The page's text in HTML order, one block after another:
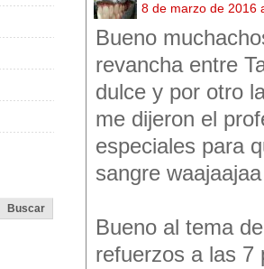
8 de marzo de 2016
Bueno
revancha entre
dulce y por otro
me dijeron el
especiales para
sangre
Bueno al tema
refuerzos a las 7